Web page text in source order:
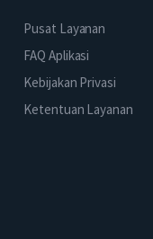
Pusat Layanan
FAQ Aplikasi
Kebijakan Privasi
Ketentuan Layanan